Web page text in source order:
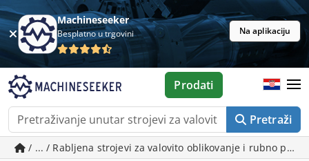
Machineseeker
Besplatno u trgovini Na aplikaciju
Pretraži
Prodati
/ ... / Rabljena strojevi za valovito oblikovanje i rubno